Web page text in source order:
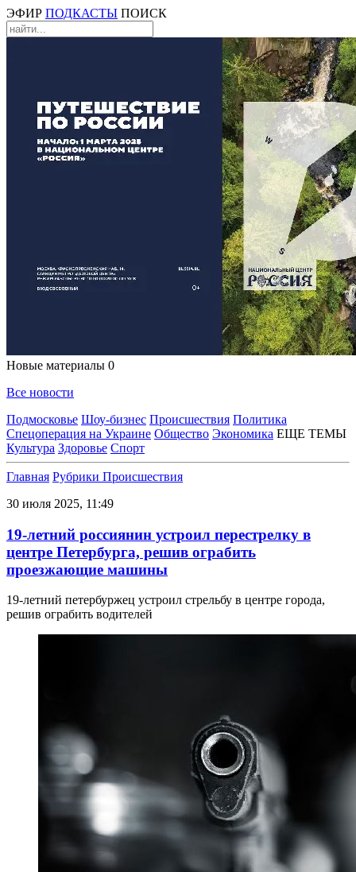
ЭФИР ПОДКАСТЫ ПОИСК
Новые материалы 0
Все новости
Подмосковье Шоу-бизнес Происшествия Политика
Спецоперация на Украине Общество Экономика ЕЩЕ ТЕМЫ
Культура Здоровье Спорт
Главная Рубрики Происшествия
30 июля 2025, 11:49
19-летний россиянин устроил перестрелку в
центре Петербурга, решив ограбить
проезжающие машины
19-летний петербуржец устроил стрельбу в центре города,
решив ограбить водителей